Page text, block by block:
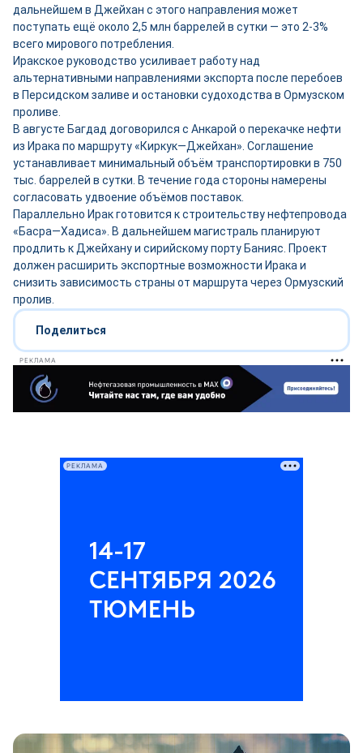
дальнейшем в Джейхан с этого направления может
поступать ещё около 2,5 млн баррелей в сутки — это 2-3%
всего мирового потребления.
Иракское руководство усиливает работу над
альтернативными направлениями экспорта после перебоев
в Персидском заливе и остановки судоходства в Ормузском
проливе.
В августе Багдад договорился с Анкарой о перекачке нефти
из Ирака по маршруту «Киркук—Джейхан». Соглашение
устанавливает минимальный объём транспортировки в 750
тыс. баррелей в сутки. В течение года стороны намерены
согласовать удвоение объёмов поставок.
Параллельно Ирак готовится к строительству нефтепровода
«Басра—Хадиса». В дальнейшем магистраль планируют
продлить к Джейхану и сирийскому порту Банияс. Проект
должен расширить экспортные возможности Ирака и
снизить зависимость страны от маршрута через Ормузский
пролив.
Поделиться
РЕКЛАМА
РЕКЛАМА